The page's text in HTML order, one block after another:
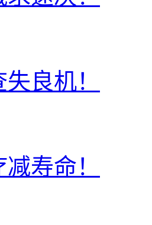
良机！
寿命！